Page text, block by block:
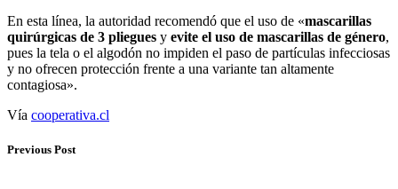
En esta línea, la autoridad recomendó que el uso de «mascarillas
quirúrgicas de 3 pliegues y evite el uso de mascarillas de género,
pues la tela o el algodón no impiden el paso de partículas infecciosas
y no ofrecen protección frente a una variante tan altamente
contagiosa».
Vía cooperativa.cl
Previous Post